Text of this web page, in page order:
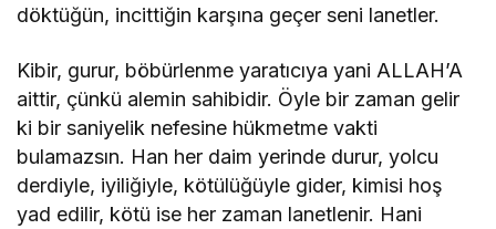
döktüğün, incittiğin karşına geçer seni lanetler.
Kibir, gurur, böbürlenme yaratıcıya yani ALLAH’A
aittir, çünkü alemin sahibidir. Öyle bir zaman gelir
ki bir saniyelik nefesine hükmetme vakti
bulamazsın. Han her daim yerinde durur, yolcu
derdiyle, iyiliğiyle, kötülüğüyle gider, kimisi hoş
yad edilir, kötü ise her zaman lanetlenir. Hani